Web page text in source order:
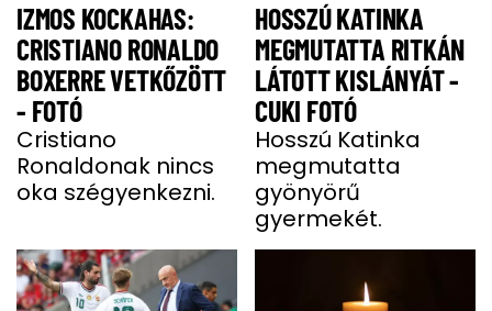
IZMOS KOCKAHAS:
CRISTIANO RONALDO
BOXERRE VETKŐZÖTT
- FOTÓ
Cristiano
Ronaldonak nincs
oka szégyenkezni.
HOSSZÚ KATINKA
MEGMUTATTA RITKÁN
LÁTOTT KISLÁNYÁT -
CUKI FOTÓ
Hosszú Katinka
megmutatta
gyönyörű
gyermekét.